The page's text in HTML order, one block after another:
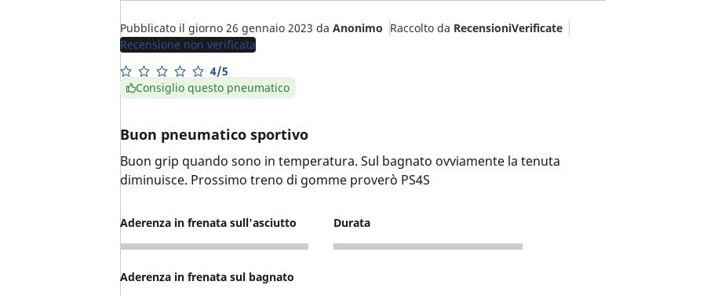
Pubblicato il giorno 26 gennaio 2023 da Anonimo Raccolto da RecensioniVerificate
Recensione non verificata
4/5
Consiglio questo pneumatico
Buon pneumatico sportivo
Buon grip quando sono in temperatura. Sul bagnato ovviamente la tenuta
diminuisce. Prossimo treno di gomme proverò PS4S
Aderenza in frenata sull'asciutto
4
Durata
4
Aderenza in frenata sul bagnato